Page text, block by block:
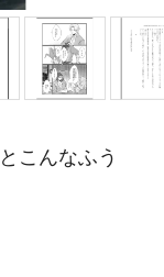
こんなふう